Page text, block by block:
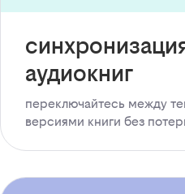
аудиокниг
переключайтесь между
версиями книги без